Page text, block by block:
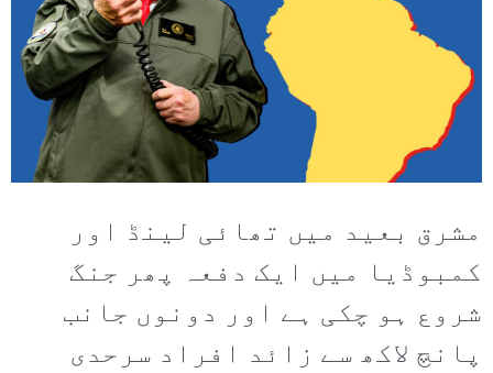
مشرق بعید میں تھائی لینڈ اور
کمبوڈیا میں ایک دفعہ پھر جنگ
شروع ہو چکی ہے اور دونوں جانب
پانچ لاکھ سے زائد افراد سرحدی